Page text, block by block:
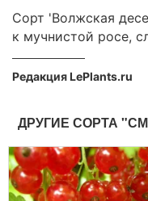
Сорт 'Волжская
к мучнистой росе,
Редакция LePlants.ru
ДРУГИЕ СОРТА